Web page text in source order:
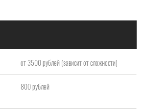
от 3500 рублей (зависит от сложности)
800 рублей